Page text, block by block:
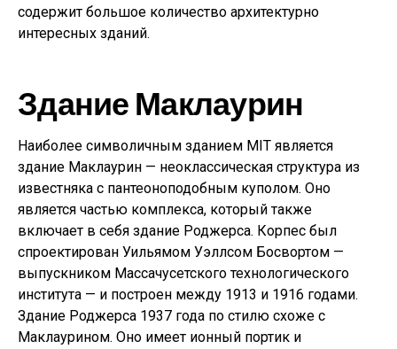
содержит большое количество архитектурно
интересных зданий.
Здание Маклаурин
Наиболее символичным зданием MIT является
здание Маклаурин — неоклассическая структура из
известняка с пантеоноподобным куполом. Оно
является частью комплекса, который также
включает в себя здание Роджерса. Корпес был
спроектирован Уильямом Уэллсом Босвортом —
выпускником Массачусетского технологического
института — и построен между 1913 и 1916 годами.
Здание Роджерса 1937 года по стилю схоже с
Маклаурином. Оно имеет ионный портик и